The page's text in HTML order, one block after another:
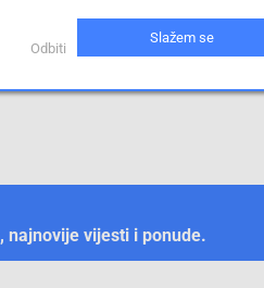
najnovije vijesti i ponude.
Odbiti
Slažem se